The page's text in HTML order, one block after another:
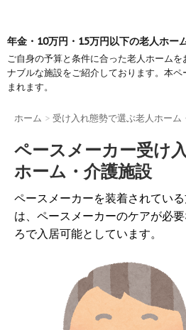
年金・10万円・15万円以下の老人ホー
ご自身の予算と条件に合った老人ホーム
ナブルな施設をご紹介しております。本
まれます。
ホーム > 受け入れ態勢で選ぶ老人ホーム
ペースメーカー受け
ホーム・介護施設
ペースメーカーを装着されてい
は、ペースメーカーのケアが必
ろで入居可能としています。